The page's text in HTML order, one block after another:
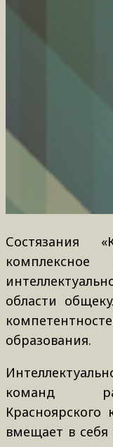
Состязания
области
образования.
команд
Красноярского
вмещает в себя